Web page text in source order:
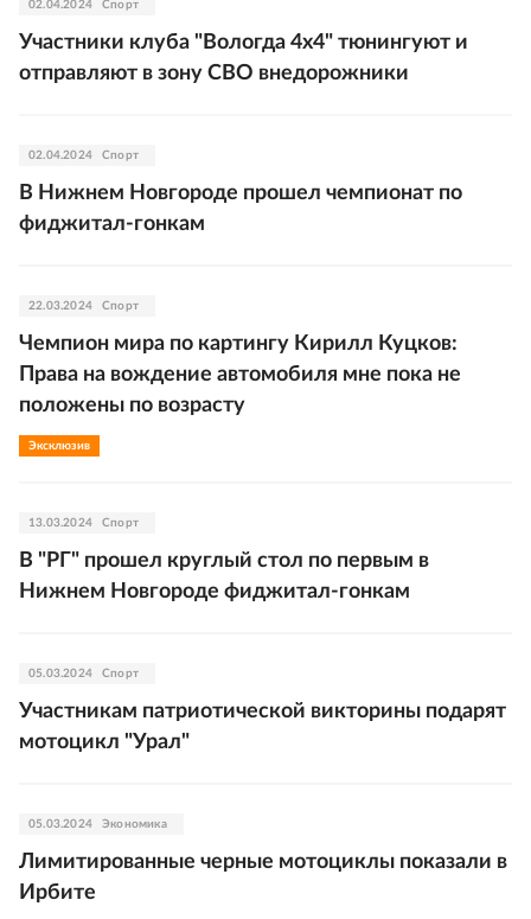
02.04.2024 Спорт
Участники клуба "Вологда 4х4" тюнингуют и
отправляют в зону СВО внедорожники
02.04.2024 Спорт
В Нижнем Новгороде прошел чемпионат по
фиджитал-гонкам
22.03.2024 Спорт
Чемпион мира по картингу Кирилл Куцков:
Права на вождение автомобиля мне пока не
положены по возрасту
Эксклюзив
13.03.2024 Спорт
В "РГ" прошел круглый стол по первым в
Нижнем Новгороде фиджитал-гонкам
05.03.2024 Спорт
Участникам патриотической викторины подарят
мотоцикл "Урал"
05.03.2024 Экономика
Лимитированные черные мотоциклы показали в
Ирбите